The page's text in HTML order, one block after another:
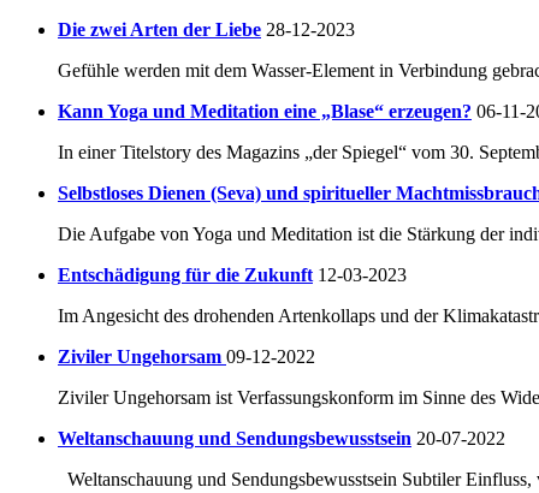
Die zwei Arten der Liebe 28-12-2023
Gefühle werden mit dem Wasser-Element in Verbindung
Kann Yoga und Meditation eine „Blase“ erzeugen? 06-11-
In einer Titelstory des Magazins „der Spiegel“ vom 30.
Selbstloses Dienen (Seva) und spiritueller
Die Aufgabe von Yoga und Meditation ist die Stärkung der
Entschädigung für die Zukunft 12-03-2023
Im Angesicht des drohenden Artenkollaps und der
Ziviler Ungehorsam 09-12-2022
Ziviler Ungehorsam ist Verfassungskonform im Sinne des
Weltanschauung und Sendungsbewusstsein 20-07-2022
Weltanschauung und Sendungsbewusstsein Subtiler